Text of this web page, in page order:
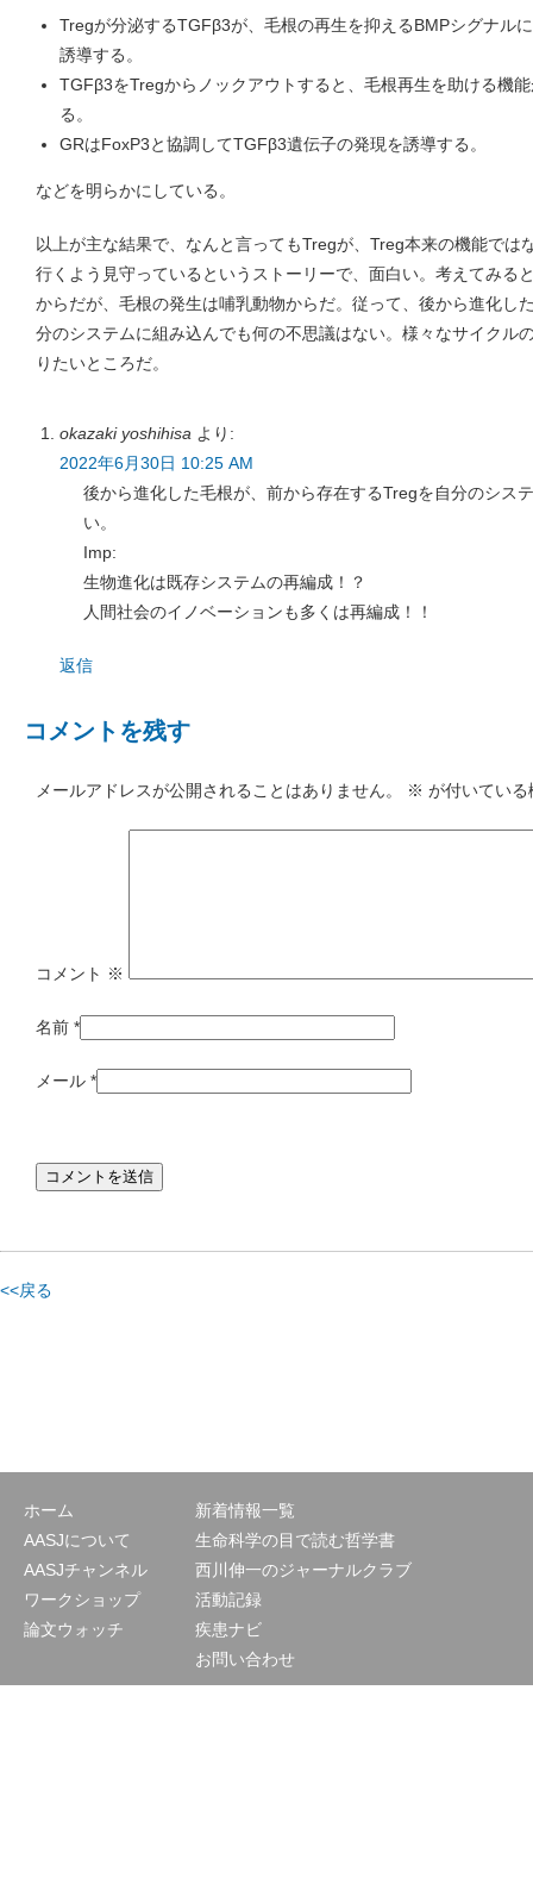
Tregが分泌するTGFβ3が、毛根の再生を抑えるBMPシグナル
誘導する。
TGFβ3をTregからノックアウトすると、毛根再生を助ける機
る。
GRはFoxP3と協調してTGFβ3遺伝子の発現を誘導する。
などを明らかにしている。
以上が主な結果で、なんと言ってもTregが、Treg本来の機能では
行くよう見守っているというストーリーで、面白い。考えてみる
からだが、毛根の発生は哺乳動物からだ。従って、後から進化し
分のシステムに組み込んでも何の不思議はない。様々なサイクル
りたいところだ。
okazaki yoshihisa より:
2022年6月30日 10:25 AM
後から進化した毛根が、前から存在するTregを自分のシス
い。
Imp:
生物進化は既存システムの再編成！？
人間社会のイノベーションも多くは再編成！！
返信
コメントを残す
メールアドレスが公開されることはありません。 ※ が付いてい
コメント ※
名前 *
メール *
<<戻る
ホーム
AASJについて
AASJチャンネル
ワークショップ
論文ウォッチ
新着情報一覧
生命科学の目で読む哲学書
西川伸一のジャーナルクラブ
活動記録
疾患ナビ
お問い合わせ